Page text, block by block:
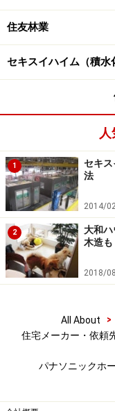
HEMSや蓄電池な
販売しています。
宅業界の中でも特
っているハウスメ
全国で展開。その
トタウン」（神奈
ここからはパナソ
ックスを三つご紹介
9階建てにま
ズ
のは、多層階住宅
階建て以上の建物
てにまで対応して
建物の中にはオー
住友林業
セキスイハイム（積水
1
セキ
法
2014/
2
大和
木造も
2018/
All About >
住宅メーカー・依頼
パナソニックホ